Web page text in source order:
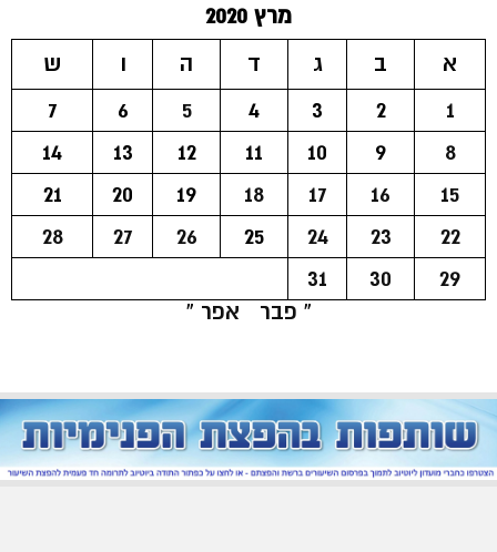
מרץ 2020
א
ב ג ד ה ו
ש
1
2
3
4
5
6
7
8
9
10
11
12
13
14
15
16
17
18
19
20
21
22
23
24
25
26
27
28
29
30
31
« פבר
אפר »